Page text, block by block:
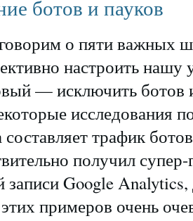
ботов и пауков
о пяти важных
настроить нашу
— исключить ботов
исследования
составляет трафик
получил
записи Google
примеров очень